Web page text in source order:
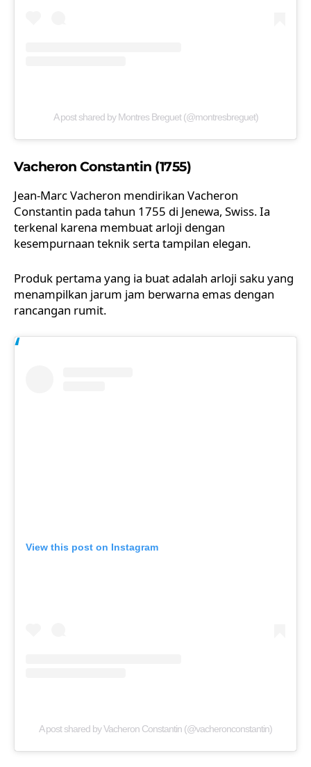
A post shared by Montres Breguet (@montresbreguet)
Vacheron Constantin (1755)
Jean-Marc Vacheron mendirikan Vacheron
Constantin pada tahun 1755 di Jenewa, Swiss. Ia
terkenal karena membuat arloji dengan
kesempurnaan teknik serta tampilan elegan.
Produk pertama yang ia buat adalah arloji saku yang
menampilkan jarum jam berwarna emas dengan
rancangan rumit.
View this post on Instagram
A post shared by Vacheron Constantin (@vacheronconstantin)